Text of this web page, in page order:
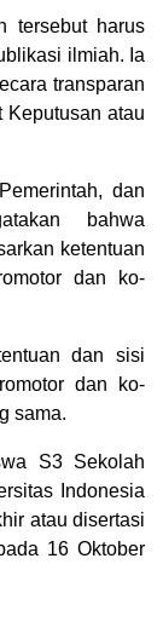
tersebut harus
ilmiah. Ia
transparan
Keputusan atau
dan
bahwa
ketentuan
dan ko-
dan sisi
dan ko-
sama.
S3 Sekolah
Indonesia
atau disertasi
16 Oktober